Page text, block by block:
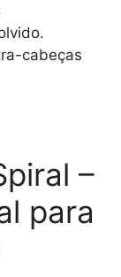
cabeças
–
para